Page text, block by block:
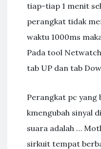
tiap-tiap 1 menit
perangkat tidak
waktu 1000ms
Pada tool
tab UP dan tab
Perangkat pc yang
kmengubah sinyal
suara adalah …
sirkuit tempat